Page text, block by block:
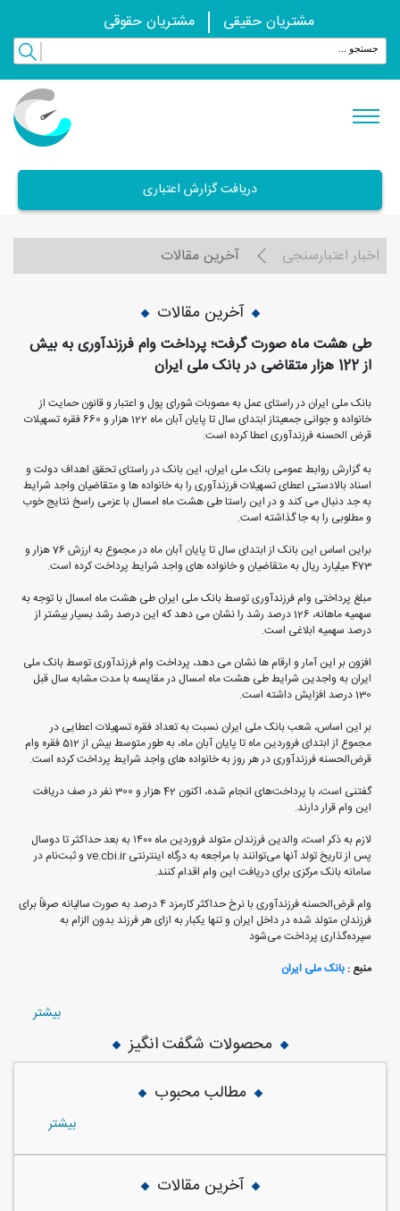
مشتریان حقیقی مشتریان حقوقی
دریافت گزارش اعتباری
اخبار اعتبارسنجی آخرین مقالات
آخرین مقالات
طی هشت ماه صورت گرفت؛ پرداخت وام فرزندآوری به بیش
از 122 هزار متقاضی در بانک ملی ایران
بانک ملی ایران در راستای عمل به مصوبات شورای پول و اعتبار و قانون حمایت از
خانواده و جوانی جمعیتاز ابتدای سال تا پایان آبان ماه 122 هزار و 660 فقره تسهیلات
قرض الحسنه فرزندآوری اعطا کرده است.
به گزارش روابط عمومی بانک ملی ایران، این بانک در راستای تحقق اهداف دولت و
اسناد بالادستی اعطای تسهیلات فرزندآوری را به خانواده ها و متقاضیان واجد شرایط
به جد دنبال می کند و در این راستا طی هشت ماه امسال با عزمی راسخ نتایج خوب
و مطلوبی را به جا گذاشته است.
براین اساس این بانک از ابتدای سال تا پایان آبان ماه در مجموع به ارزش 76 هزار و
473 میلیارد ریال به متقاضیان و خانواده های واجد شرایط پرداخت کرده است.
مبلغ پرداختی وام فرزندآوری توسط بانک ملی ایران طی هشت ماه امسال با توجه به
سهمیه ماهانه، 126 درصد رشد را نشان می دهد که این درصد رشد بسیار بیشتر از
درصد سهمیه ابلاغی است.
افزون بر این آمار و ارقام ها نشان می دهد، پرداخت وام فرزندآوری توسط بانک ملی
ایران به واجدین شرایط طی هشت ماه امسال در مقایسه با مدت مشابه سال قبل
130 درصد افزایش داشته است.
بر این اساس، شعب بانک ملی ایران نسبت به تعداد فقره تسهیلات اعطایی در
مجموع از ابتدای فروردین ماه تا پایان آبان ماه، به طور متوسط بیش از 512 فقره وام
قرض‌الحسنه فرزندآوری در هر روز به خانواده های واجد شرایط پرداخت کرده است.
گفتنی است، با پرداخت‌های انجام شده، اکنون 42 هزار و 300 نفر در صف دریافت
این وام قرار دارند.
لازم به ذکر است، والدین فرزندان متولد فروردین ماه ١٤٠٠ به بعد حداکثر تا دوسال
پس از تاریخ تولد آنها می‌توانند با مراجعه به درگاه اینترنتی ve.cbi.ir و ثبت‌نام در
سامانه بانک مرکزی برای دریافت این وام اقدام کنند.
وام قرض‌الحسنه فرزندآوری با نرخ حداکثر کارمزد ٤ درصد به صورت سالیانه صرفاً برای
فرزندان متولد شده در داخل ایران و تنها یکبار به ازای هر فرزند بدون الزام به
سپرده‌گذاری پرداخت می‌شود
منبع : بانک ملی ایران
بيشتر
محصولات شگفت انگیز
مطالب محبوب
بيشتر
آخرین مقالات